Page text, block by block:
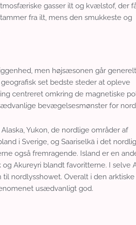
gasser ilt og kvælstof, der
fra ilt, mens den smukkeste og
men højsæsonen går
set bedste steder at opleve
centreret omkring de magnetiske
bevægelsesmønster for
Yukon, de nordlige områder af
i Sverige, og Saariselkä i det
også fremragende. Island er en
Akureyri blandt favoritterne. I selve
nordlysshowet. Overalt i den
usædvanligt god.